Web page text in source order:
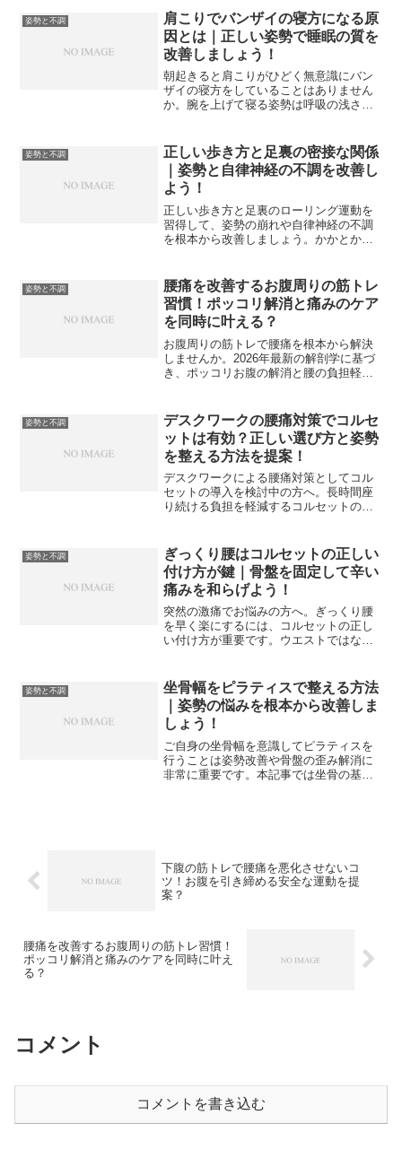
姿勢と不調
肩こりでバンザイの寝方になる原
因とは｜正しい姿勢で睡眠の質を
改善しましょう！
朝起きると肩こりがひどく無意識にバン
ザイの寝方をしていることはありません
か。腕を上げて寝る姿勢は呼吸の浅さや
体への悪影響と根本的な解決策を詳しく
解説します。ヨガや呼吸法を取り入れて
質の高い睡眠を取り戻しましょう。
姿勢と不調
正しい歩き方と足裏の密接な関係
｜姿勢と自律神経の不調を改善し
よう！
正しい歩き方と足裏のローリング運動を
習得して、姿勢の崩れや自律神経の不調
を根本から改善しましょう。かかとから
ズ、靴選びのポイントまで、一生歩ける
健康的な体作りに役立つ情報をプロの視
点で徹底解説します。
姿勢と不調
腰痛を改善するお腹周りの筋トレ
習慣！ポッコリ解消と痛みのケア
を同時に叶える？
お腹周りの筋トレで腰痛を根本から解決
しませんか。2026年最新の解剖学に基づ
き、ポッコリお腹の解消と腰の負担軽減
姿勢の乱れを整えることで、痛みの出な
い体作りを目指す方法を網羅しました。
今日から実践できるステップを紹介しま
す。
姿勢と不調
デスクワークの腰痛対策でコルセ
ットは有効？正しい選び方と姿勢
を整える方法を提案！
デスクワークによる腰痛対策としてコル
セットの導入を検討中の方へ。長時間座
り続ける負担を軽減するコルセットの選
を解説します。2026年最新の情報を踏ま
え、腰への負担を最小限に抑えて仕事効
率を高める秘訣を公開！
姿勢と不調
ぎっくり腰はコルセットの正しい
付け方が鍵｜骨盤を固定して辛い
痛みを和らげよう！
突然の激痛でお悩みの方へ。ぎっくり腰
を早く楽にするには、コルセットの正し
い付け方が重要です。ウエストではなく
解説します。姿勢ケアや呼吸法を取り入
れながら、辛い痛みを乗り越えて根本的
な改善を目指しましょう。
姿勢と不調
坐骨幅をピラティスで整える方法
｜姿勢の悩みを根本から改善しま
しょう！
ご自身の坐骨幅を意識してピラティスを
行うことは姿勢改善や骨盤の歪み解消に
非常に重要です。本記事では坐骨の基本
ださい。
下腹の筋トレで腰痛を悪化させないコ
ツ！お腹を引き締める安全な運動を提
案？
腰痛を改善するお腹周りの筋トレ習慣！
ポッコリ解消と痛みのケアを同時に叶え
る？
コメント
コメントを書き込む